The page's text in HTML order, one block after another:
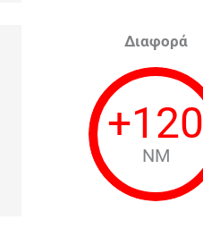
Διαφορά
+120
NM